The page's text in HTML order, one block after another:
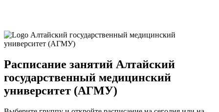
Расписание занятий Алтайский
государственный медицинский
университет (АГМУ)